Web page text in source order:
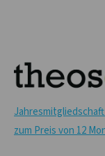
zum Preis von 12